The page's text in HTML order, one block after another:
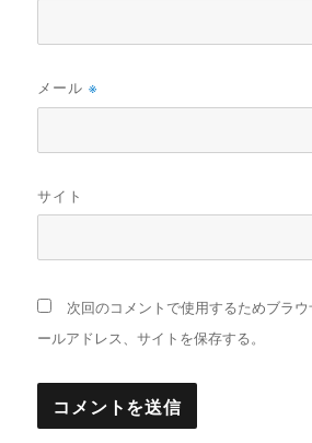
メール※
サイト
次回のコメントで使用するためブラ
ールアドレス、サイトを保存する。